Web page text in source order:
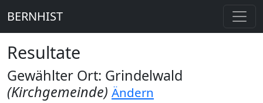
BERNHIST
Resultate
Gewählter Ort: Grindelwald
(Kirchgemeinde) Ändern